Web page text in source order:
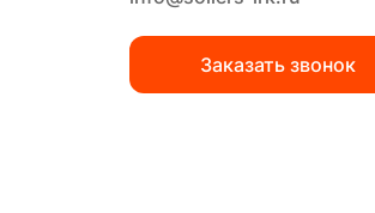
Заказать звонок